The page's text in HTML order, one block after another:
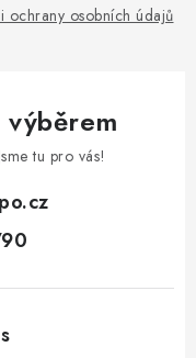
ochrany osobních údajů
výběrem
tu pro vás!